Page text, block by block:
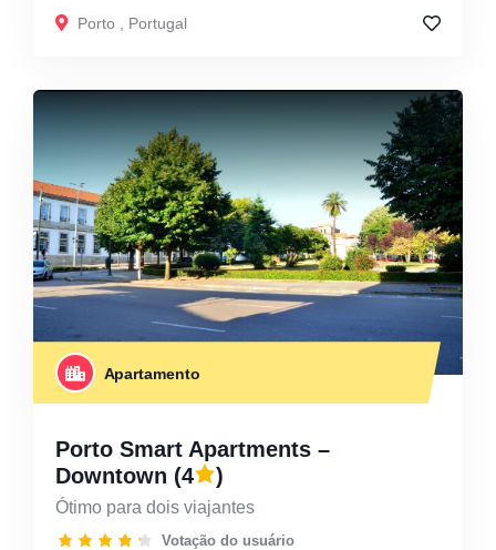
Porto Portugal
Apartamento
Porto Smart Apartments –
Downtown (4 )
Ótimo para dois viajantes
Votação do usuário